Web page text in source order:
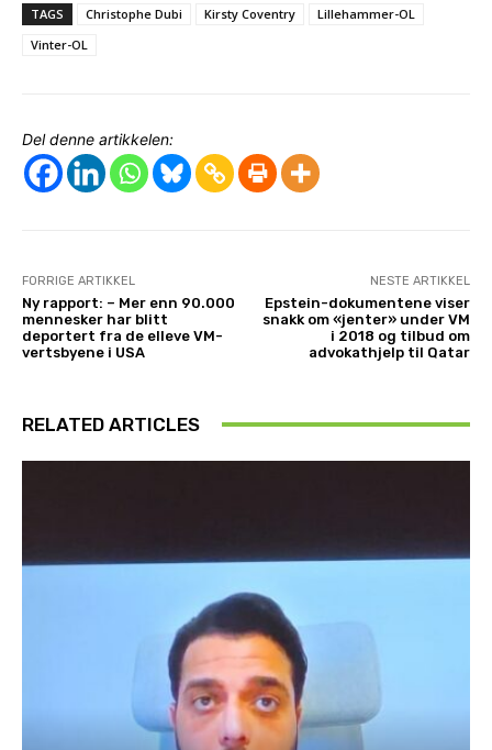
TAGS Christophe Dubi Kirsty Coventry
Lillehammer-OL
Vinter-OL
Del denne artikkelen:
FORRIGE ARTIKKEL
Ny rapport: – Mer enn 90.000
mennesker har blitt
deportert fra de elleve VM-
vertsbyene i USA
NESTE ARTIKKEL
Epstein-dokumentene viser
snakk om «jenter» under VM
i 2018 og tilbud om
advokathjelp til Qatar
RELATED ARTICLES